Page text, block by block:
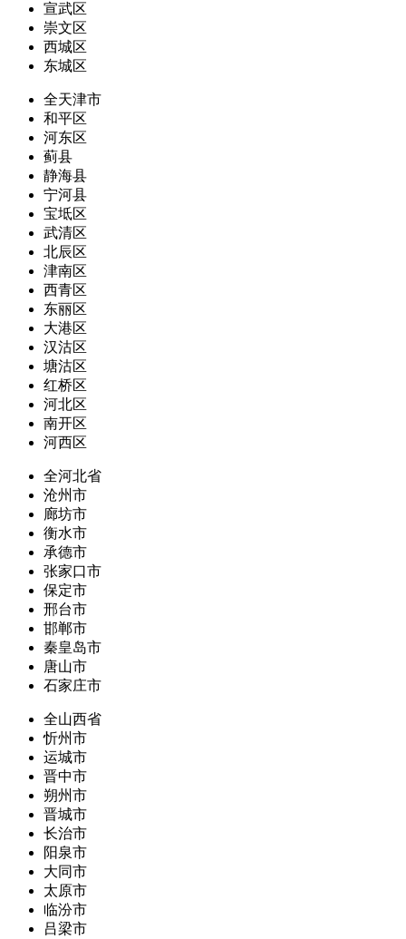
宣武区
崇文区
西城区
东城区
全天津市
和平区
河东区
蓟县
静海县
宁河县
宝坻区
武清区
北辰区
津南区
西青区
东丽区
大港区
汉沽区
塘沽区
红桥区
河北区
南开区
河西区
全河北省
沧州市
廊坊市
衡水市
承德市
张家口市
保定市
邢台市
邯郸市
秦皇岛市
唐山市
石家庄市
全山西省
忻州市
运城市
晋中市
朔州市
晋城市
长治市
阳泉市
大同市
太原市
临汾市
吕梁市